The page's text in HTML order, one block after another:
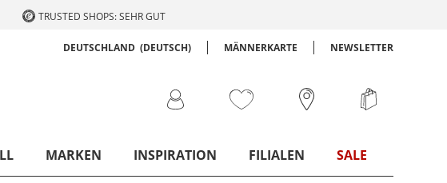
TRUSTED SHOPS: SEHR GUT
DEUTSCHLAND (DEUTSCH) MÄNNERKARTE NEWSLETTER
MARKEN INSPIRATION FILIALEN SALE